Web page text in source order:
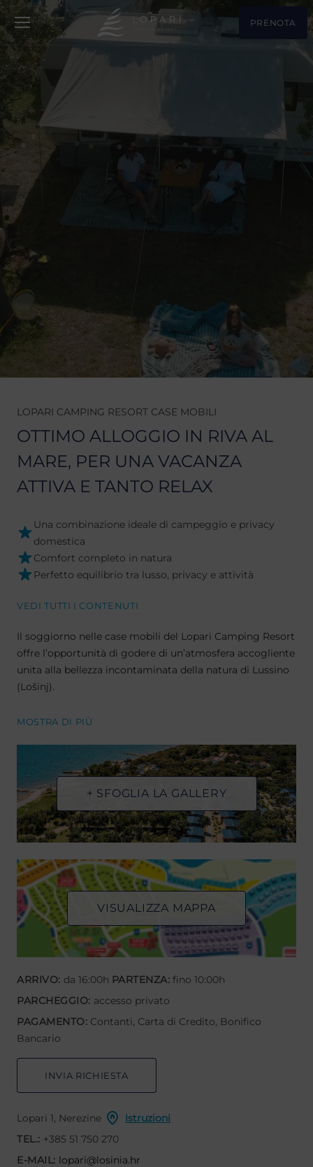
PRENOTA
LOPARI CAMPING RESORT CASE MOBILI
OTTIMO ALLOGGIO IN RIVA AL
MARE, PER UNA VACANZA
ATTIVA E TANTO RELAX
Una combinazione ideale di campeggio e privacy
domestica
Comfort completo in natura
Perfetto equilibrio tra lusso, privacy e attività
VEDI TUTTI I CONTENUTI
Il soggiorno nelle case mobili del Lopari Camping Resort
offre l’opportunità di godere di un’atmosfera accogliente
unita alla bellezza incontaminata della natura di Lussino
(Lošinj).
MOSTRA DI PIÙ
+ SFOGLIA LA GALLERY
VISUALIZZA MAPPA
ARRIVO: da 16:00h PARTENZA: fino 10:00h
PARCHEGGIO: accesso privato
PAGAMENTO: Contanti, Carta di Credito, Bonifico
Bancario
INVIA RICHIESTA
Lopari 1, Nerezine
Istruzioni
TEL.: +385 51 750 270
E-MAIL: lopari@losinia.hr